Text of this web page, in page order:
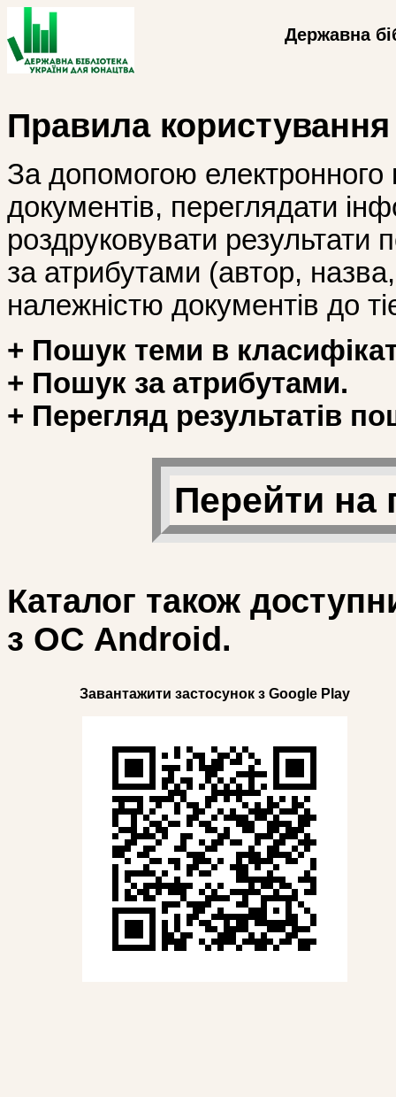
Державна
Правила
За допомогою
документів, переглядати
роздруковувати
за атрибутами (автор, назва,
належністю документів до
+ Пошук теми в
+ Пошук за атрибутами.
+ Перегляд результатів
Перейти на
Каталог також
з ОС Android.
Завантажити застосунок з Google Play